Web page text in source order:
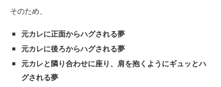
そのため、
元カレに正面からハグされる夢
元カレに後ろからハグされる夢
元カレと隣り合わせに座り、肩を抱くようにギュッとハ
グされる夢